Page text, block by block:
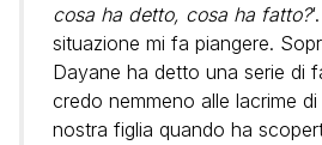
cosa ha detto, cosa ha fatto?
situazione mi fa piangere.
Dayane ha detto una serie di
credo nemmeno alle lacrime
nostra figlia quando ha